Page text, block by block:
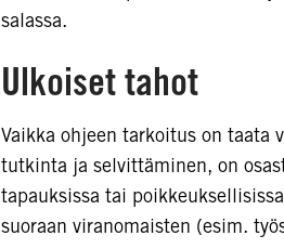
salassa.
Ulkoiset tahot
Vaikka ohjeen tarkoitus on taata
tutkinta ja selvittäminen, on
tapauksissa tai
suoraan viranomaisten (esim.